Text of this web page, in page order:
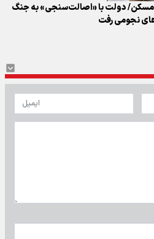
مسکن/ دولت با «اصالت‌سنجی» به جنگ
نجومی رفت